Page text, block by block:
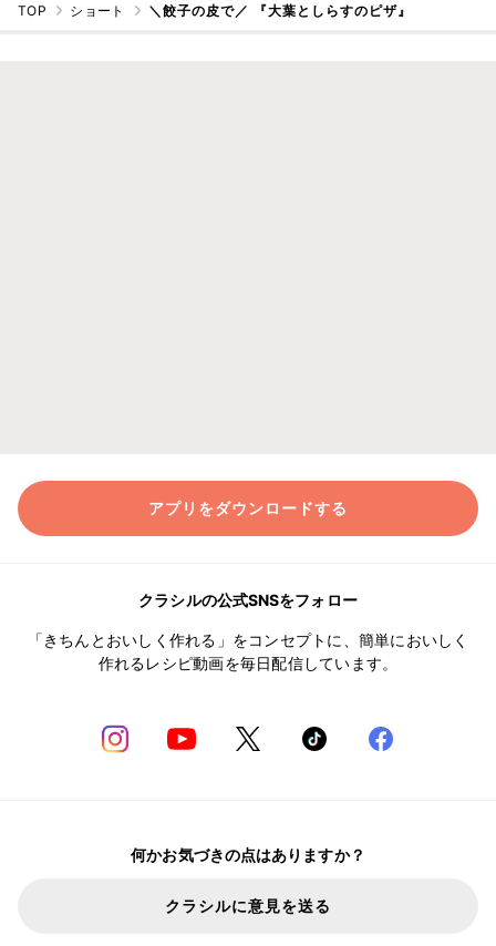
TOP ショート ＼餃子の皮で／ 『大葉としらすのピザ』
アプリをダウンロードする
クラシルの公式SNSをフォロー
「きちんとおいしく作れる」をコンセプトに、簡単においしく
作れるレシピ動画を毎日配信しています。
何かお気づきの点はありますか？
クラシルに意見を送る